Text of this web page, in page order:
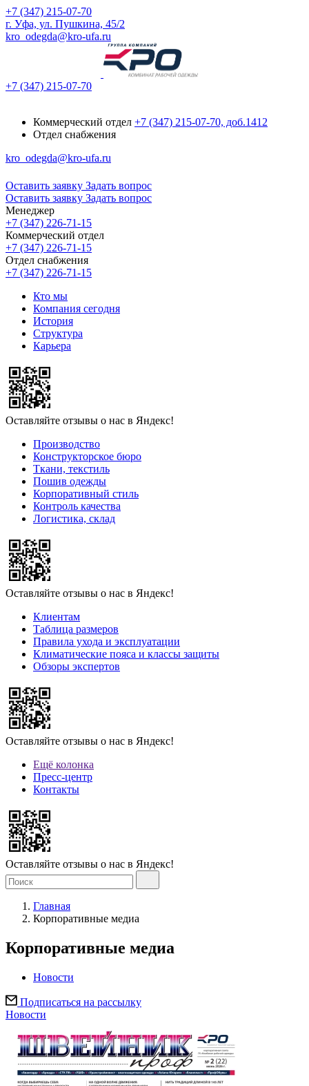
+7 (347) 215-07-70
г. Уфа, ул. Пушкина, 45/2
kro_odegda@kro-ufa.ru
+7 (347) 215-07-70
Коммерческий отдел +7 (347) 215-07-70, доб.1412
Отдел снабжения
kro_odegda@kro-ufa.ru
Оставить заявку Задать вопрос
Оставить заявку Задать вопрос
Менеджер
+7 (347) 226-71-15
Коммерческий отдел
+7 (347) 226-71-15
Отдел снабжения
+7 (347) 226-71-15
Кто мы
Компания сегодня
История
Структура
Карьера
Оставляйте отзывы о нас в Яндекс!
Производство
Конструкторское бюро
Ткани, текстиль
Пошив одежды
Корпоративный стиль
Контроль качества
Логистика, склад
Оставляйте отзывы о нас в Яндекс!
Клиентам
Таблица размеров
Правила ухода и эксплуатации
Климатические пояса и классы защиты
Обзоры экспертов
Оставляйте отзывы о нас в Яндекс!
Ещё колонка
Пресс-центр
Контакты
Оставляйте отзывы о нас в Яндекс!
Главная
Корпоративные медиа
Корпоративные медиа
Новости
Подписаться на рассылку
Новости